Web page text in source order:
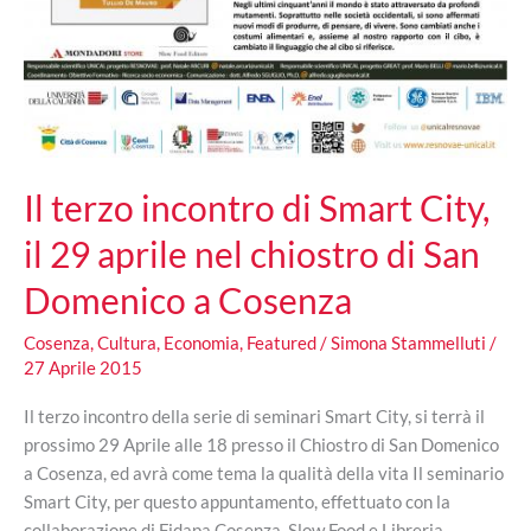
Il terzo incontro di Smart City,
il 29 aprile nel chiostro di San
Domenico a Cosenza
Cosenza Cultura Economia Featured / Simona Stammelluti /
27 Aprile 2015
Il terzo incontro della serie di seminari Smart City, si terrà il
prossimo 29 Aprile alle 18 presso il Chiostro di San Domenico
a Cosenza, ed avrà come tema la qualità della vita Il seminario
Smart City, per questo appuntamento, effettuato con la